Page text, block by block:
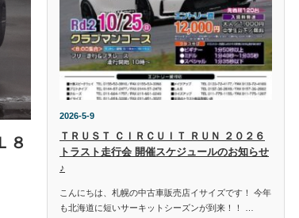
８
2026-5-9
ＴＲＵＳＴ ＣＩＲＣＵＩＴ ＲＵＮ ２０２６
トラスト走行会 開催スケジュールのお知らせ
♪
こんにちは、札幌の中古車販売店イサイズです！ 今年
も北海道に短いサーキットシーズンが到来！！ …